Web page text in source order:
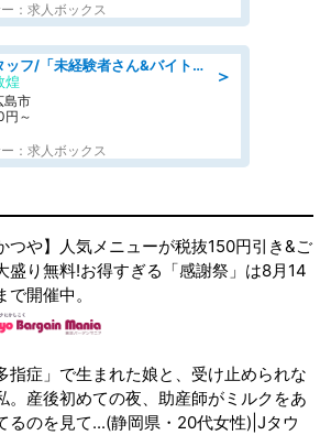
：求人ボックス
＞
ホールスタッフ/「未経験者さん&バイトデビューも大歓迎」残業ほぼなし×1日3時間〜勤務OK!フォロー体制も充実/広島県/広島市南区
煌
島市
円～
：求人ボックス
つや】人気メニューが税抜150円引き&ご
盛り無料!お得すぎる「感謝祭」は8月14
で開催中。
指症」で生まれた娘と、受け止められな
。産後初めての夜、助産師がミルクをあ
るのを見て...(静岡県・20代女性)|Jタウ